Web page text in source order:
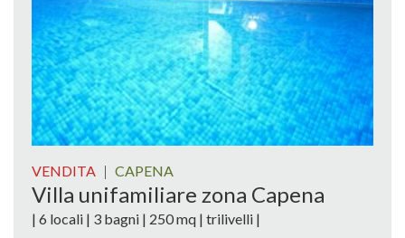
VENDITA | CAPENA
Villa unifamiliare zona Capena
| 6 locali | 3 bagni | 250 mq | trilivelli |